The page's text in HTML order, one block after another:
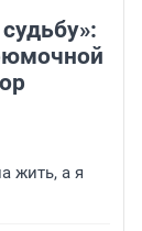
жить, а я